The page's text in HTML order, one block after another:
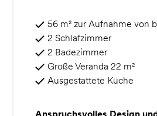
56 m² zur Aufnahme von
2 Schlafzimmer
2 Badezimmer
Große Veranda 22 m²
Ausgestattete Küche